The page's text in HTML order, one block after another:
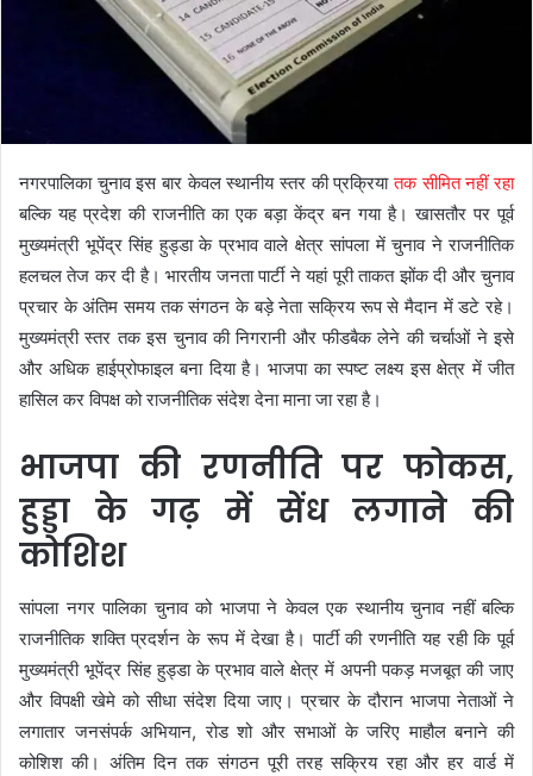
नगरपालिका चुनाव इस बार केवल स्थानीय स्तर की प्रक्रियातक सीमित नहीं रहा
बल्कि यह प्रदेश की राजनीति का एक बड़ा केंद्र बन गया है। खासतौर पर पूर्व
मुख्यमंत्री भूपेंद्र सिंह हुड्डा के प्रभाव वाले क्षेत्र सांपला में चुनाव ने राजनीतिक
हलचल तेज कर दी है। भारतीय जनता पार्टी ने यहां पूरी ताकत झोंक दी और चुनाव
प्रचार के अंतिम समय तक संगठन के बड़े नेता सक्रिय रूप से मैदान में डटे रहे।
मुख्यमंत्री स्तर तक इस चुनाव की निगरानी और फीडबैक लेने की चर्चाओं ने इसे
और अधिक हाईप्रोफाइल बना दिया है। भाजपा का स्पष्ट लक्ष्य इस क्षेत्र में जीत
हासिल कर विपक्ष को राजनीतिक संदेश देना माना जा रहा है।
भाजपा की रणनीति पर फोकस,
हुड्डा के गढ़ में सेंध लगाने की
कोशिश
सांपला नगर पालिका चुनाव को भाजपा ने केवल एक स्थानीय चुनाव नहीं बल्कि
राजनीतिक शक्ति प्रदर्शन के रूप में देखा है। पार्टी की रणनीति यह रही कि पूर्व
मुख्यमंत्री भूपेंद्र सिंह हुड्डा के प्रभाव वाले क्षेत्र में अपनी पकड़ मजबूत की जाए
और विपक्षी खेमे को सीधा संदेश दिया जाए। प्रचार के दौरान भाजपा नेताओं ने
लगातार जनसंपर्क अभियान, रोड शो और सभाओं के जरिए माहौल बनाने की
कोशिश की। अंतिम दिन तक संगठन पूरी तरह सक्रिय रहा और हर वार्ड में